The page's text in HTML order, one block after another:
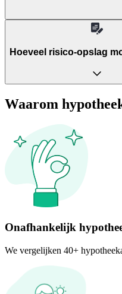
Hoeveel risico-opslag
Waarom
Onafhankelijk
We vergelijken 40+